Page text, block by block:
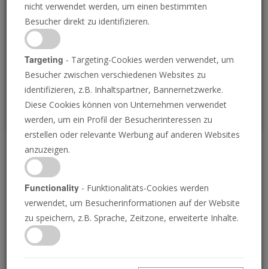
P
Das Reich Gottes ist nahe
19.08.2022 • 23 Minuten
Nachdem Er vor fast 2000 Jahren ein
dramatisches Kräftemessen mit dem Teufel
gewonnen hatte, verkündete Jesus Christus,
nicht verwendet werden, um einen bestimmten
Besucher direkt zu identifizieren.
Targeting - Targeting-Cookies werden verwendet, um
Besucher zwischen verschiedenen Websites zu
identifizieren, z.B. Inhaltspartner, Bannernetzwerke.
Diese Cookies können von Unternehmen verwendet
werden, um ein Profil der Besucherinteressen zu
erstellen oder relevante Werbung auf anderen Websites
anzuzeigen.
Functionality - Funktionalitäts-Cookies werden
verwendet, um Besucherinformationen auf der Website
zu speichern, z.B. Sprache, Zeitzone, erweiterte Inhalte.